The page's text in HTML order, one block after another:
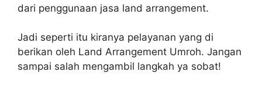
dari penggunaan jasa land arrangement.
Jadi seperti itu kiranya pelayanan yang di
berikan oleh Land Arrangement Umroh. Jangan
sampai salah mengambil langkah ya sobat!